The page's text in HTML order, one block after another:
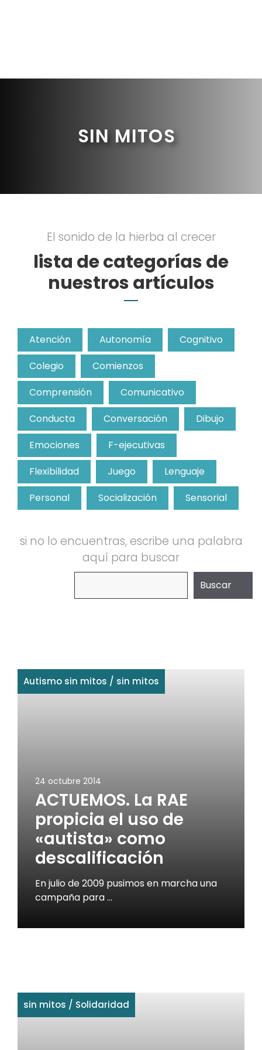
SIN MITOS
El sonido de la hierba al crecer
lista de categorías de
nuestros artículos
Atención Autonomía
Cognitivo
Colegio
Comienzos
Comprensión
Comunicativo
Conducta
Conversación
Dibujo
Emociones
F-ejecutivas
Flexibilidad
Juego
Lenguaje
Personal
Socialización Sensorial
si no lo encuentras, escribe una palabra
aquí para buscar
Buscar
Autismo sin mitos / sin mitos
24 octubre 2014
ACTUEMOS. La RAE
propicia el uso de
«autista» como
descalificación
En julio de 2009 pusimos en marcha una
campaña para …
sin mitos / Solidaridad